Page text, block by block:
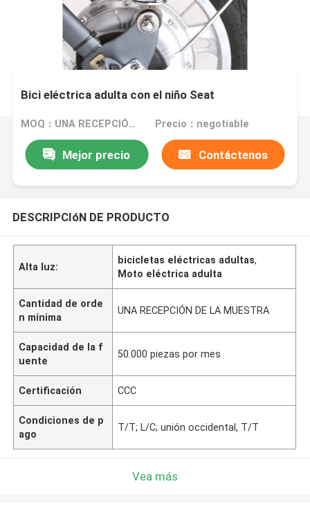
Bici eléctrica adulta con el niño Seat
MOQ：UNA RECEPCIÓN DE LA MUESTRA Precio：negotiable
Mejor precio Contáctenos
DESCRIPCIóN DE PRODUCTO
Alta luz:
bicicletas eléctricas adultas,
Moto eléctrica adulta
Cantidad de orde
n mínima
UNA RECEPCIÓN DE LA MUESTRA
Capacidad de la f
uente
50.000 piezas por mes
Certificación CCC
Condiciones de p
ago
T/T; L/C; unión occidental, T/T
Vea más